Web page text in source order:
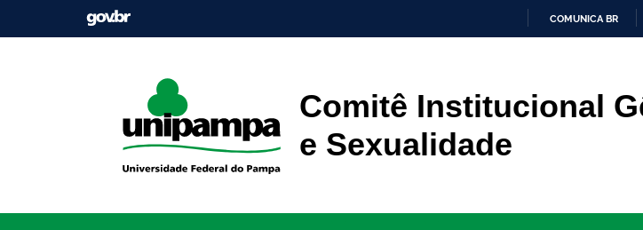
COMUNICA BR
Comitê Institucional
e Sexualidade